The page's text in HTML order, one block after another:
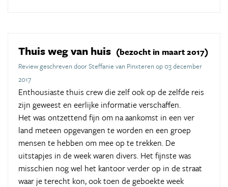
Thuis weg van huis (bezocht in maart 2017)
Review geschreven door Steffanie van Pinxteren op 03 december
2017
Enthousiaste thuis crew die zelf ook op de zelfde reis
zijn geweest en eerlijke informatie verschaffen.
Het was ontzettend fijn om na aankomst in een ver
land meteen opgevangen te worden en een groep
mensen te hebben om mee op te trekken. De
uitstapjes in de week waren divers. Het fijnste was
misschien nog wel het kantoor verder op in de straat
waar je terecht kon, ook toen de geboekte week